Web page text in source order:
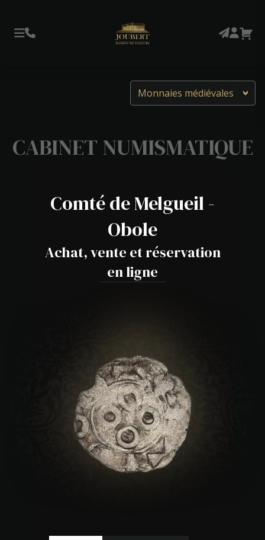
CABINET NUMISMATIQUE
Monnaies médiévales
Comté de Melgueil -
Obole
Achat, vente et réservation
en ligne